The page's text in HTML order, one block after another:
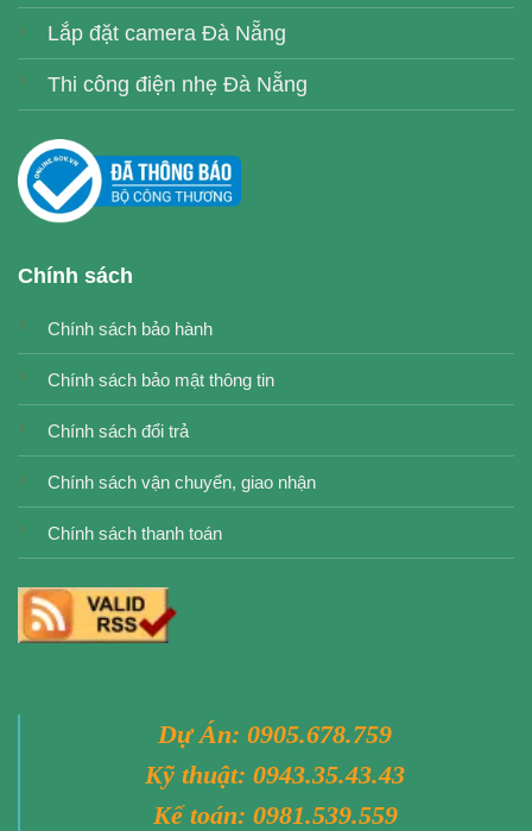
Lắp đặt camera Đà Nẵng
Thi công điện nhẹ Đà Nẵng
Chính sách
Chính sách bảo hành
Chính sách bảo mật thông tin
Chính sách đổi trả
Chính sách vận chuyển, giao nhận
Chính sách thanh toán
Dự Án: 0905.678.759
Kỹ thuật: 0943.35.43.43
Kế toán: 0981.539.559